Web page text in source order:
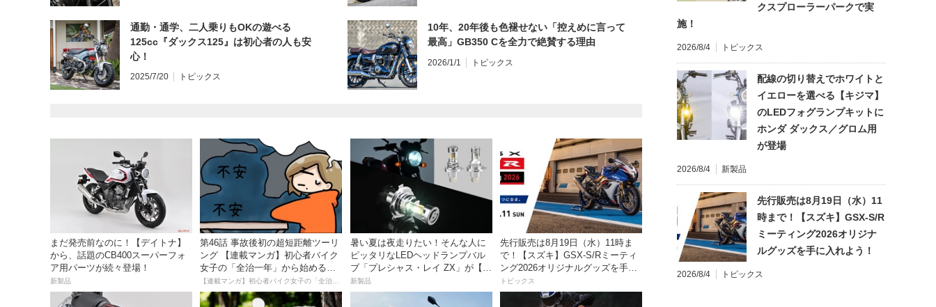
通勤・通学、二人乗りもOKの遊べる
125cc『ダックス125』は初心者の人も安
心！
2025/7/20 トピックス
10年、20年後も色褪せない「控えめに言って
最高」GB350 Cを全力で絶賛する理由
2026/1/1 トピックス
まだ発売前なのに！【デイトナ】
から、話題のCB400スーパーフォ
ア用パーツが続々登場！
新製品
第46話 事故後初の超短距離ツーリ
ング 【連載マンガ】初心者バイク
女子の「全治一年」から始める起
死回生日記
暑い夏は夜走りたい！そんな人に
ピッタリなLEDヘッドランプバル
ブ「プレシャス・レイ ZX」が【デ
イトナ】から登場
新製品
先行販売は8月19日（水）11時ま
で！【スズキ】GSX-S/Rミーティ
ング2026オリジナルグッズを手に
入れよう！
トピックス
クスプローラーパークで実
施！
2026/8/4 トピックス
配線の切り替えでホワイトと
イエローを選べる【キジマ】
のLEDフォグランプキットに
ホンダ ダックス／グロム用
が登場
2026/8/4 新製品
先行販売は8月19日（水）11
時まで！【スズキ】GSX-S/R
ミーティング2026オリジナ
ルグッズを手に入れよう！
2026/8/4 トピックス